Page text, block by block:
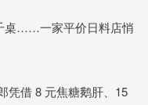
桌……一家平价日料店悄
凭借 8 元焦糖鹅肝、15